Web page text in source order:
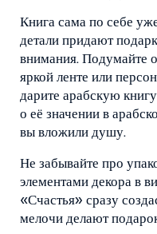
Книга сама по себе
детали придают
внимания. Подумайте
яркой ленте или
дарите арабскую
о её значении в
вы вложили душу.
Не забывайте про
элементами декора в
«Счастья» сразу
мелочи делают